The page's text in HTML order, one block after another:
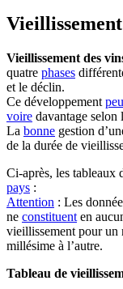
Vieillissement des
quatre phases
et le déclin.
Ce développement
voire davantage selon
La bonne gestion
de la durée de
Ci-après, les tableaux
pays :
Attention : Les
ne constituent en
vieillissement pour un
millésime à l’autre.
Tableau de